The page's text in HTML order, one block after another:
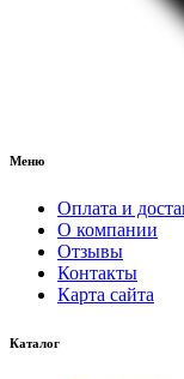
Меню
Оплата и
О компании
Отзывы
Контакты
Карта сайта
Каталог